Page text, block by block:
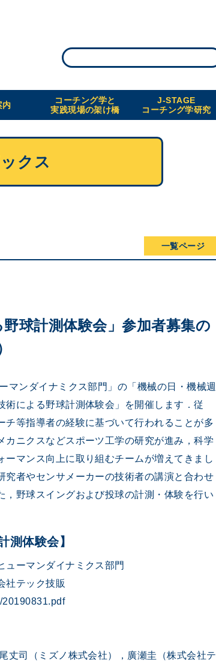
内
コーチング学と
実践現場の架け橋
J-STAGE
コーチング学研究
クス
一覧ページ
球計測体験会」参加者募集の
マンダイナミクス部門」の「機械の日・機械週
術による野球計測体験会」を開催します．従
チ等指導者の経験に基づいて行われることが多
カニクスなどスポーツ工学の研究が進み，科学
ーマンス向上に取り組むチームが増えてきまし
究者やセンサメーカーの技術者の講演と合わせ
，野球スイングおよび投球の計測・体験を行い
測体験会】
ューマンダイナミクス部門
社テック技販
20190831.pdf
丈司（ミズノ株式会社），廣瀬圭（株式会社テ